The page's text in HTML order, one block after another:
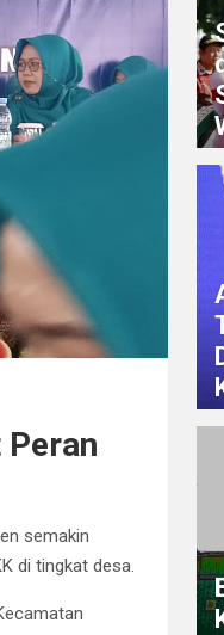
semakin
di tingkat desa.